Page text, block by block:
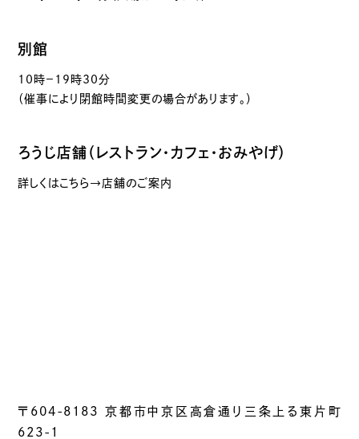
別館
10時－19時30分
（催事により閉館時間変更の場合があります。）
ろうじ店舗（レストラン・カフェ・おみやげ）
詳しくはこちら→店舗のご案内
〒604-8183 京都市中京区高倉通り三条上る東片町
623-1